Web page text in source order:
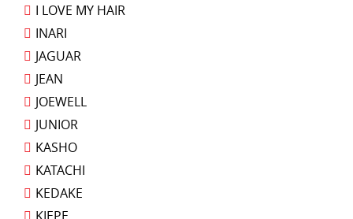
I LOVE MY HAIR
INARI
JAGUAR
JEAN
JOEWELL
JUNIOR
KASHO
KATACHI
KEDAKE
KIEPE